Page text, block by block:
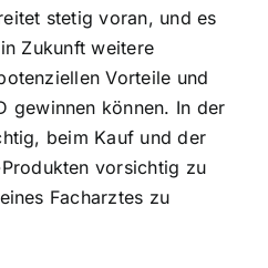
stetig voran, und es
Zukunft weitere
Vorteile und
gewinnen können. In der
beim Kauf und der
vorsichtig zu
Facharztes zu